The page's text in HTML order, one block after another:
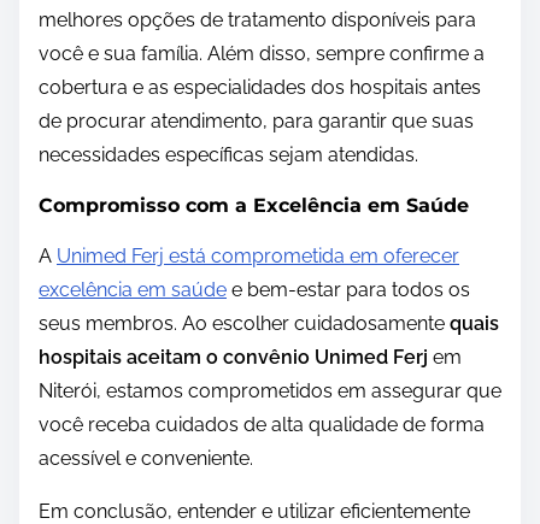
melhores opções de tratamento disponíveis para
você e sua família. Além disso, sempre confirme a
cobertura e as especialidades dos hospitais antes
de procurar atendimento, para garantir que suas
necessidades específicas sejam atendidas.
Compromisso com a Excelência em Saúde
A Unimed Ferj está comprometida em oferecer
excelência em saúde e bem-estar para todos os
seus membros. Ao escolher cuidadosamente quais
hospitais aceitam o convênio Unimed Ferj em
Niterói, estamos comprometidos em assegurar que
você receba cuidados de alta qualidade de forma
acessível e conveniente.
Em conclusão, entender e utilizar eficientemente